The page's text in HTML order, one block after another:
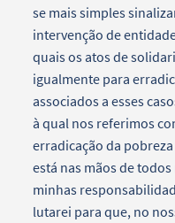
se mais simples
intervenção de
quais os atos de
igualmente para
associados a esses
à qual nos referimos
erradicação da
está nas mãos de
minhas
lutarei para que, no